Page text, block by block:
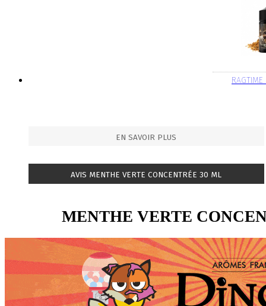
EN SAVOIR PLUS
AVIS MENTHE VERTE CONCENTRÉE 30 ML
MENTHE VERTE